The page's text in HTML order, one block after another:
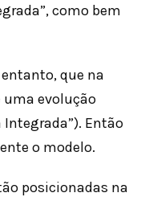
como bem
que na
uma evolução
Então
o modelo.
posicionadas na